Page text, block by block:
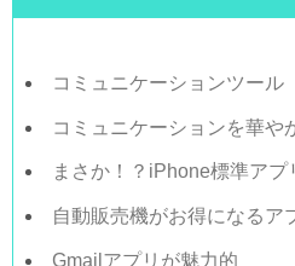
コミュニケーションツール
コミュニケーションを華や
まさか！？iPhone標準アプ
自動販売機がお得になるア
Gmailアプリが魅力的